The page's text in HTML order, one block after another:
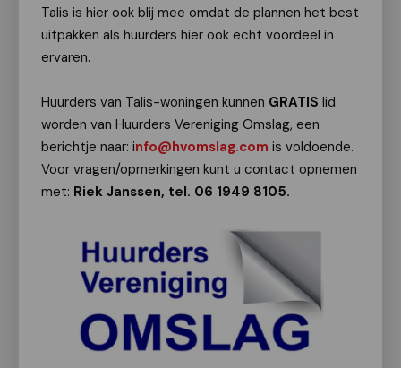
Talis is hier ook blij mee omdat de plannen het best
uitpakken als huurders hier ook echt voordeel in
ervaren.
Huurders van Talis-woningen kunnen GRATIS lid
worden van Huurders Vereniging Omslag, een
berichtje naar: info@hvomslag.com is voldoende.
Voor vragen/opmerkingen kunt u contact opnemen
met: Riek Janssen, tel. 06 1949 8105.